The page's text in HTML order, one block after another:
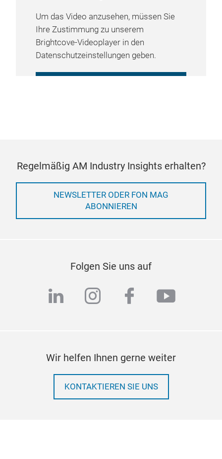
Um das Video anzusehen, müssen Sie
Ihre Zustimmung zu unserem
Brightcove-Videoplayer in den
Datenschutzeinstellungen geben.
Regelmäßig AM Industry Insights erhalten?
NEWSLETTER ODER FON MAG
ABONNIEREN
Folgen Sie uns auf
linkedininstagram
facebook
Wir helfen Ihnen gerne weiter
KONTAKTIEREN SIE UNS